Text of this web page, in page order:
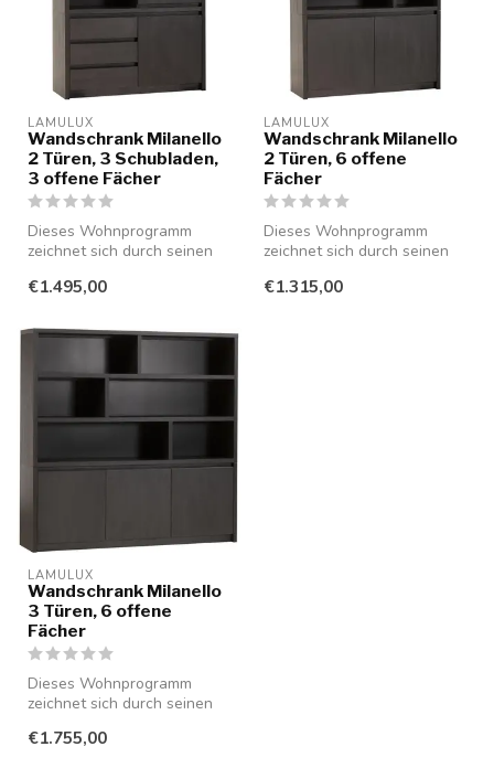
LAMULUX
Wandschrank Milanello
2 Türen, 3 Schubladen,
3 offene Fächer
Dieses Wohnprogramm
zeichnet sich durch seinen
ist...
€1.495,00
LAMULUX
Wandschrank Milanello
2 Türen, 6 offene
Fächer
Dieses Wohnprogramm
zeichnet sich durch seinen
ist...
€1.315,00
LAMULUX
Wandschrank Milanello
3 Türen, 6 offene
Fächer
Dieses Wohnprogramm
zeichnet sich durch seinen
ist...
€1.755,00